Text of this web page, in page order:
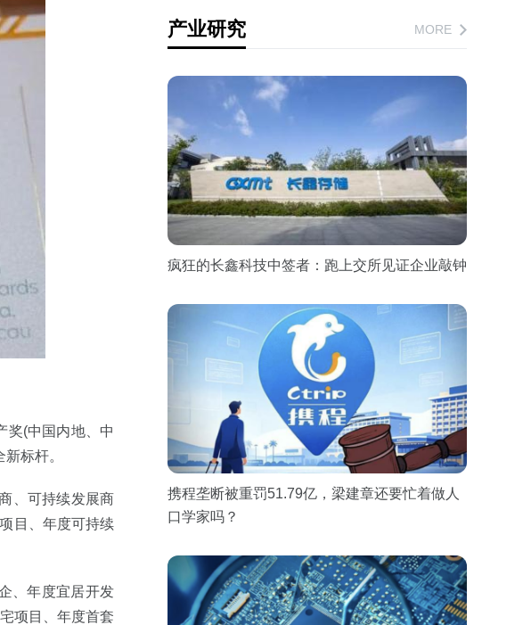
奖(中国内地、中
标杆。
、可持续发展商
目、年度可持续
、年度宜居开发
项目、年度首套
产业研究 MORE
疯狂的长鑫科技中签者：跑上交所见证企业敲钟
携程垄断被重罚51.79亿，梁建章还要忙着做人
口学家吗？